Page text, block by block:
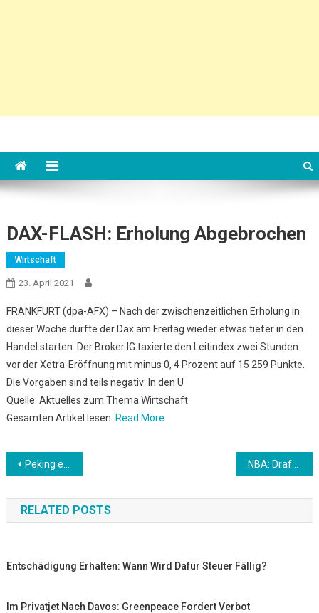
DAX-FLASH: Erholung Abgebrochen
Wirtschaft
23. April 2021
FRANKFURT (dpa-AFX) – Nach der zwischenzeitlichen Erholung in
dieser Woche dürfte der Dax am Freitag wieder etwas tiefer in den
Handel starten. Der Broker IG taxierte den Leitindex zwei Stunden
vor der Xetra-Eröffnung mit minus 0, 4 Prozent auf 15 259 Punkte.
Die Vorgaben sind teils negativ: In den U
Quelle: Aktuelles zum Thema Wirtschaft
Gesamten Artikel lesen: Read More
Beitrags-
Navigation
Peking empört über Beschluss Australiens, aus Seidenstraße-Projekt auszusteigen NBA: Draft-Prospect stirbt bei Autounfall
RELATED POSTS
Entschädigung Erhalten: Wann Wird Dafür Steuer Fällig?
Im Privatjet Nach Davos: Greenpeace Fordert Verbot